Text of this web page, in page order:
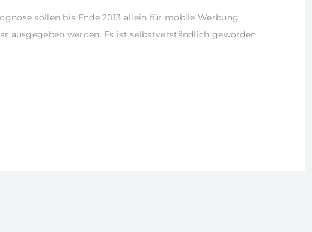
sollen bis Ende 2013 allein für mobile Werbung
ausgegeben werden. Es ist selbstverständlich geworden,